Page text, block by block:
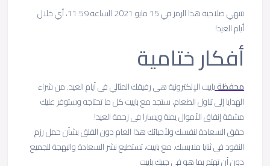
تنتهي صلاحية هذا الرمز في 15 مايو 2021 الساعة 11:59، أي خلال
أيام العيد!
أفكار ختامية
محفظةباييت الإلكترونية هي رفيقك المثالي في أيام العيد. من شراء
الهدايا إلى تناول الطعام، ستجد مع باييت كل ما تحتاجه وستوفر عليك
مشقة إنفاق الأموال يمنة ويسارا في زحمة العيد!
حقق السعادة لنفسك ولأحبائك هذا العام دون القلق بشأن حمل رزم
النقود في ثنايا ملابسك. مع باييت، تستطيع نشر السعادة والبهجة للجميع
دون أن تهتم بما هو في جيبك.باييت